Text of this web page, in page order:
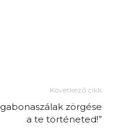
Következő cikk
gabonaszálak zörgése
a te történeted!”